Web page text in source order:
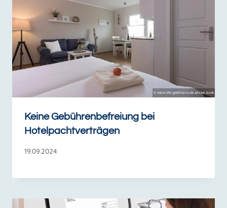
Keine Gebührenbefreiung bei
Hotelpachtverträgen
19.09.2024